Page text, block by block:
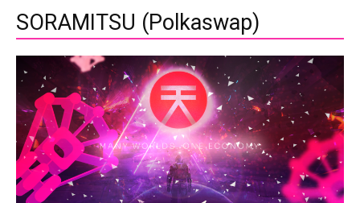
SORAMITSU (Polkaswap)